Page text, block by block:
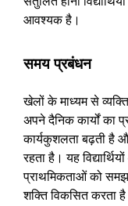
आवश्यक है।
समय प्रबंधन
खेलों के माध्यम से
अपने दैनिक कार्यों का
कार्यकुशलता बढ़ती है
रहता है। यह
प्राथमिकताओं को
शक्ति विकसित करता